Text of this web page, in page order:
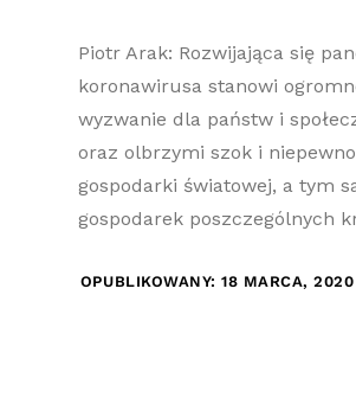
Piotr Arak: Rozwijająca się
koronawirusa stanowi
wyzwanie dla państw i
oraz olbrzymi szok i
gospodarki światowej, a tym
gospodarek poszczególnych
OPUBLIKOWANY: 18 MARCA, 2020